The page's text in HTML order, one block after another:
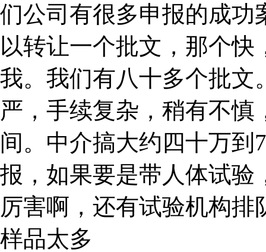
们公司有很多申报的成功
以转让一个批文，那个
我。我们有八十多个批文
严，手续复杂，稍有不
间。中介搞大约四十万到
报，如果要是带人体试验
厉害啊，还有试验机构
样品太多